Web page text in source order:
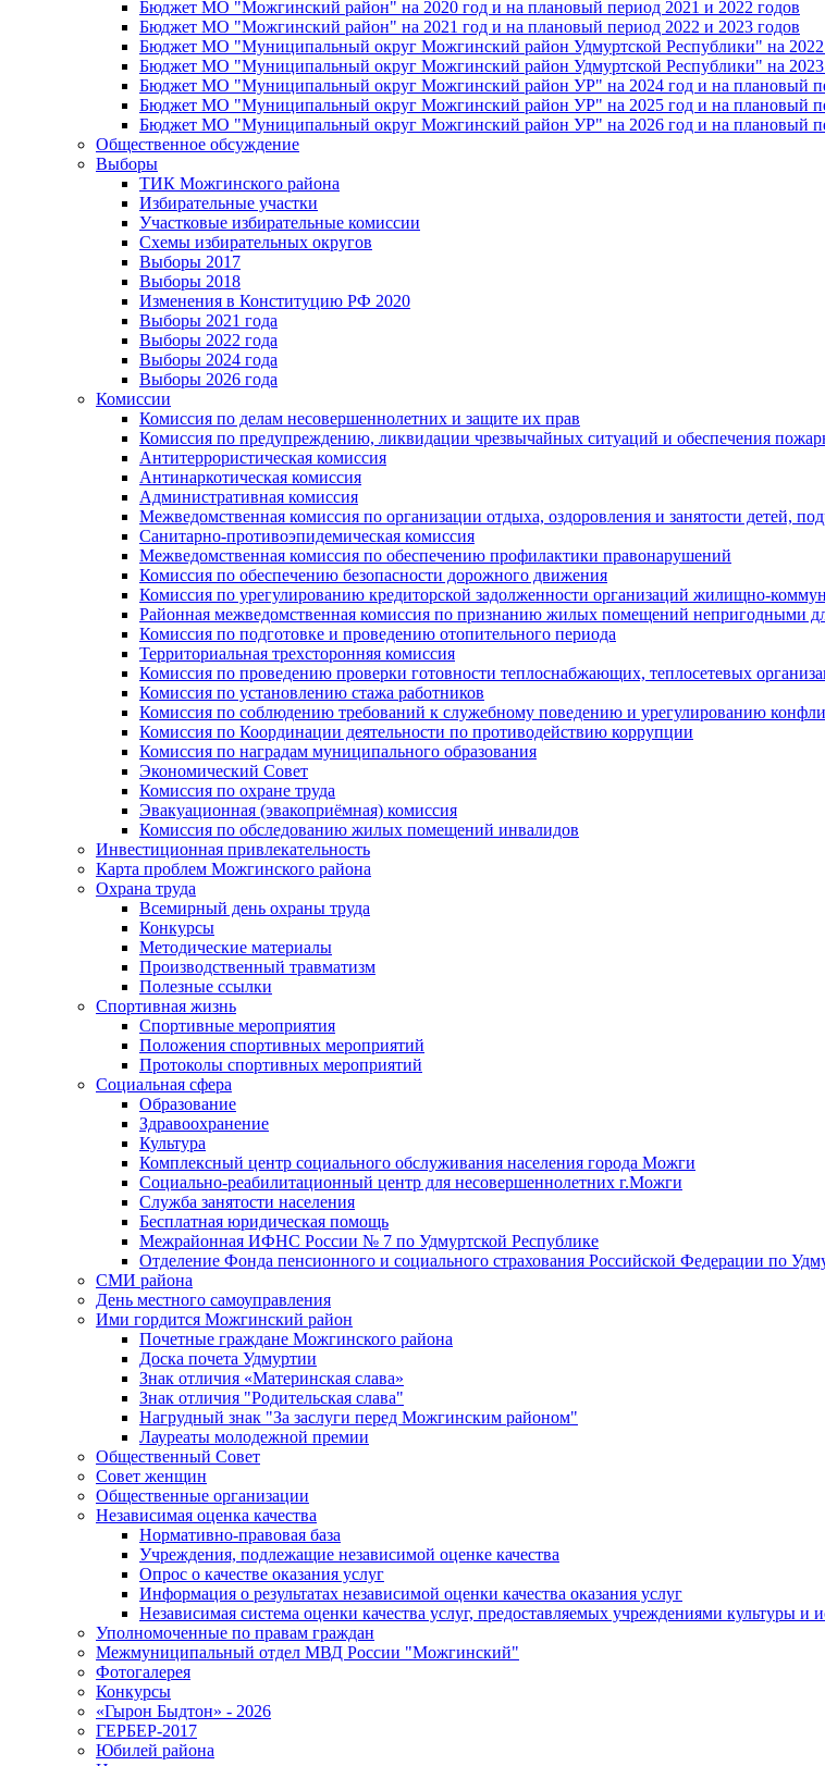
Бюджет МО "Можгинский район" на 2020 год и на плановый период 2021 и 2022 годов
Бюджет МО "Можгинский район" на 2021 год и на плановый период 2022 и 2023 годов
Бюджет МО "Муниципальный округ Можгинский район Удмуртской Республики" на 2022
Бюджет МО "Муниципальный округ Можгинский район Удмуртской Республики" на 2023
Бюджет МО "Муниципальный округ Можгинский район УР" на 2024 год и на плановый
Бюджет МО "Муниципальный округ Можгинский район УР" на 2025 год и на плановый
Бюджет МО "Муниципальный округ Можгинский район УР" на 2026 год и на плановый
Общественное обсуждение
Выборы
ТИК Можгинского района
Избирательные участки
Участковые избирательные комиссии
Схемы избирательных округов
Выборы 2017
Выборы 2018
Изменения в Конституцию РФ 2020
Выборы 2021 года
Выборы 2022 года
Выборы 2024 года
Выборы 2026 года
Комиссии
Комиссия по делам несовершеннолетних и защите их прав
Комиссия по предупреждению, ликвидации чрезвычайных ситуаций и обеспечения
Антитеррористическая комиссия
Антинаркотическая комиссия
Административная комиссия
Межведомственная комиссия по организации отдыха, оздоровления и занятости детей,
Санитарно-противоэпидемическая комиссия
Межведомственная комиссия по обеспечению профилактики правонарушений
Комиссия по обеспечению безопасности дорожного движения
Комиссия по урегулированию кредиторской задолженности организаций жилищно-
Районная межведомственная комиссия по признанию жилых помещений непригодными
Комиссия по подготовке и проведению отопительного периода
Территориальная трехсторонняя комиссия
Комиссия по проведению проверки готовности теплоснабжающих, теплосетевых
Комиссия по установлению стажа работников
Комиссия по соблюдению требований к служебному поведению и урегулированию
Комиссия по Координации деятельности по противодействию коррупции
Комиссия по наградам муниципального образования
Экономический Совет
Комиссия по охране труда
Эвакуационная (эвакоприёмная) комиссия
Комиссия по обследованию жилых помещений инвалидов
Инвестиционная привлекательность
Карта проблем Можгинского района
Охрана труда
Всемирный день охраны труда
Конкурсы
Методические материалы
Производственный травматизм
Полезные ссылки
Спортивная жизнь
Спортивные мероприятия
Положения спортивных мероприятий
Протоколы спортивных мероприятий
Социальная сфера
Образование
Здравоохранение
Культура
Комплексный центр социального обслуживания населения города Можги
Социально-реабилитационный центр для несовершеннолетних г.Можги
Служба занятости населения
Бесплатная юридическая помощь
Межрайонная ИФНС России № 7 по Удмуртской Республике
Отделение Фонда пенсионного и социального страхования Российской Федерации по
СМИ района
День местного самоуправления
Ими гордится Можгинский район
Почетные граждане Можгинского района
Доска почета Удмуртии
Знак отличия «Материнская слава»
Знак отличия "Родительская слава"
Нагрудный знак "За заслуги перед Можгинским районом"
Лауреаты молодежной премии
Общественный Совет
Совет женщин
Общественные организации
Независимая оценка качества
Нормативно-правовая база
Учреждения, подлежащие независимой оценке качества
Опрос о качестве оказания услуг
Информация о результатах независимой оценки качества оказания услуг
Независимая система оценки качества услуг, предоставляемых учреждениями культуры и
Уполномоченные по правам граждан
Межмуниципальный отдел МВД России "Можгинский"
Фотогалерея
Конкурсы
«Гырон Быдтон» - 2026
ГЕРБЕР-2017
Юбилей района